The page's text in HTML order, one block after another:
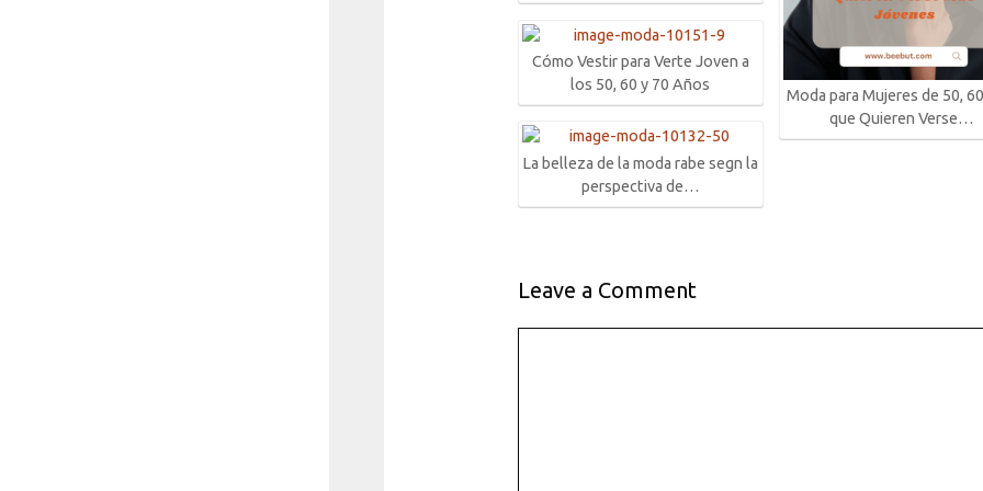
Cómo Vestir para Verte Joven a
los 50, 60 y 70 Años
La belleza de la moda rabe segn la
perspectiva de…
Moda para Mujeres de 50,
que Quieren Verse…
Leave a Comment